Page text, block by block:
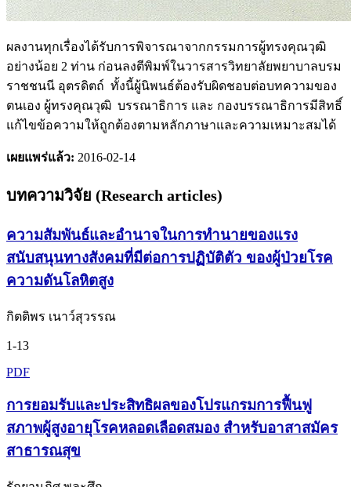
ผลงานทุกเรื่องได้รับการพิจารณาจากกรรมการผู้ทรงคุณวุฒิ
อย่างน้อย 2 ท่าน ก่อนลงตีพิมพ์ในวารสารวิทยาลัยพยาบาลบรม
ราชชนนี อุตรดิตถ์ ทั้งนี้ผู้นิพนธ์ต้องรับผิดชอบต่อบทความของ
ตนเอง ผู้ทรงคุณวุฒิ บรรณาธิการ และ กองบรรณาธิการมีสิทธิ์
แก้ไขข้อความให้ถูกต้องตามหลักภาษาและความเหมาะสมได้
เผยแพร่แล้ว: 2016-02-14
บทความวิจัย (Research articles)
ความสัมพันธ์และอำนาจในการทำนายของแรง
สนับสนุนทางสังคมที่มีต่อการปฏิบัติตัว ของผู้ป่วยโรค
ความดันโลหิตสูง
กิตติพร เนาว์สุวรรณ
1-13
PDF
การยอมรับและประสิทธิผลของโปรแกรมการฟื้นฟู
สภาพผู้สูงอายุโรคหลอดเลือดสมอง สำหรับอาสาสมัคร
สาธารณสุข